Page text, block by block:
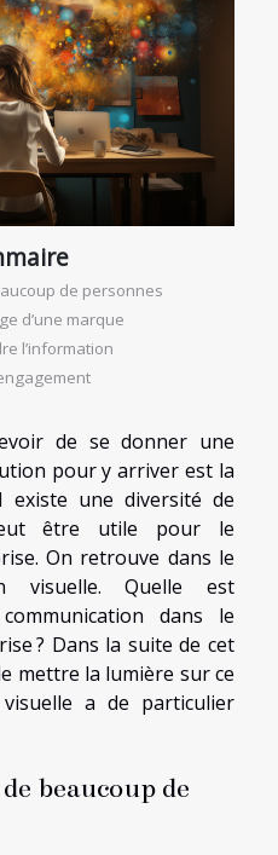
de personnes
d’une marque
l’information
de se donner une
pour y arriver est la
existe une diversité de
être utile pour le
On retrouve dans le
visuelle. Quelle est
dans le
? Dans la suite de cet
mettre la lumière sur ce
a de particulier
beaucoup de